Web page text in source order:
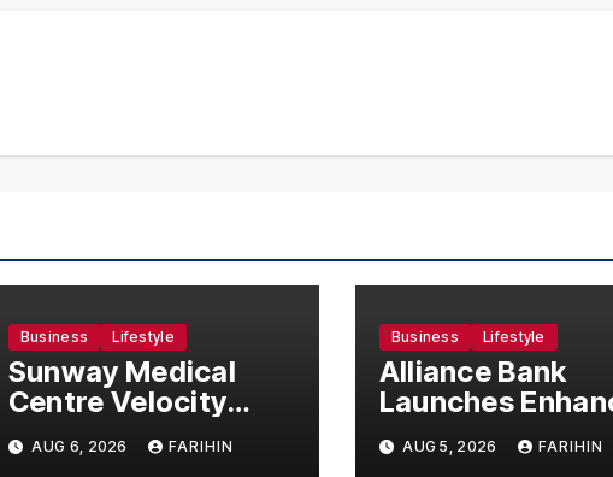
Business Lifestyle
Sunway Medical
Centre Velocity
Becomes Southeast
Asia’s First Hospital
AUG 6, 2026 FARIHIN
Business Lifestyle
Alliance Bank
Launches
Visa Virtual
Card, Introduces
AUG 5, 2026 FARIHIN